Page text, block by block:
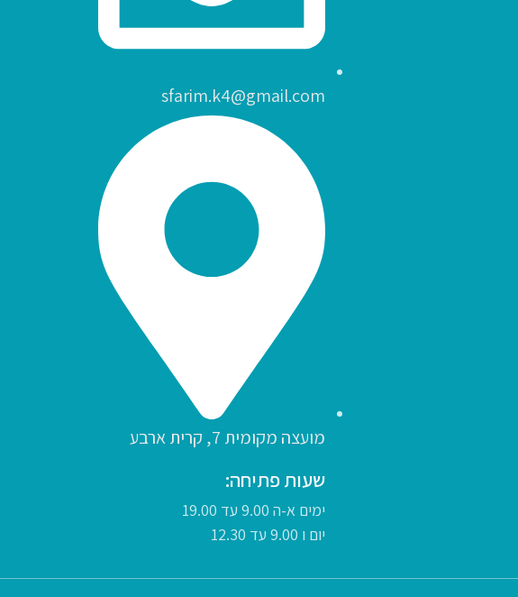
sfarim.k4@gmail.com
מועצה מקומית 7, קרית ארבע
שעות פתיחה:
ימים א-ה 9.00 עד 19.00
יום ו 9.00 עד 12.30